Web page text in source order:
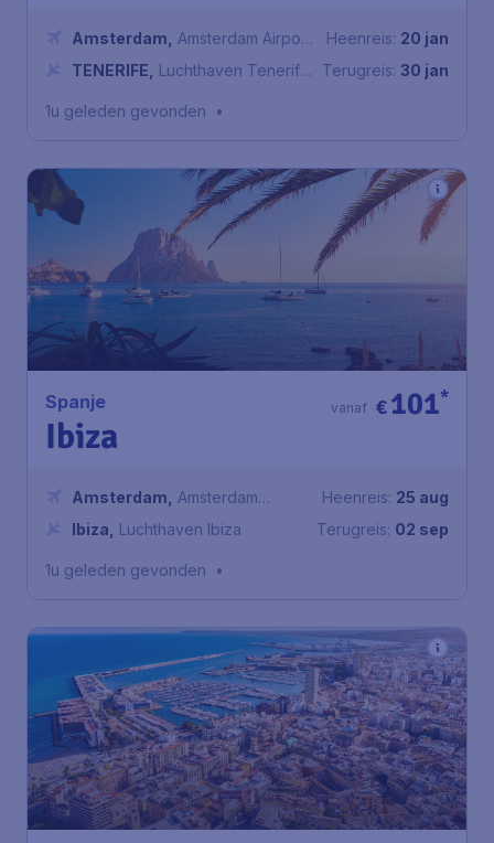
Amsterdam
Amsterdam Airport
Schiphol
TENERIFE
Luchthaven Tenerife
Heenreis: 20 jan
Terugreis: 30 jan
1u geleden gevonden •
Spanje
Ibiza
€101*
vanaf
Amsterdam
Amsterdam
Airport Schiphol
Ibiza Luchthaven Ibiza
Heenreis: 25 aug
Terugreis: 02 sep
1u geleden gevonden •